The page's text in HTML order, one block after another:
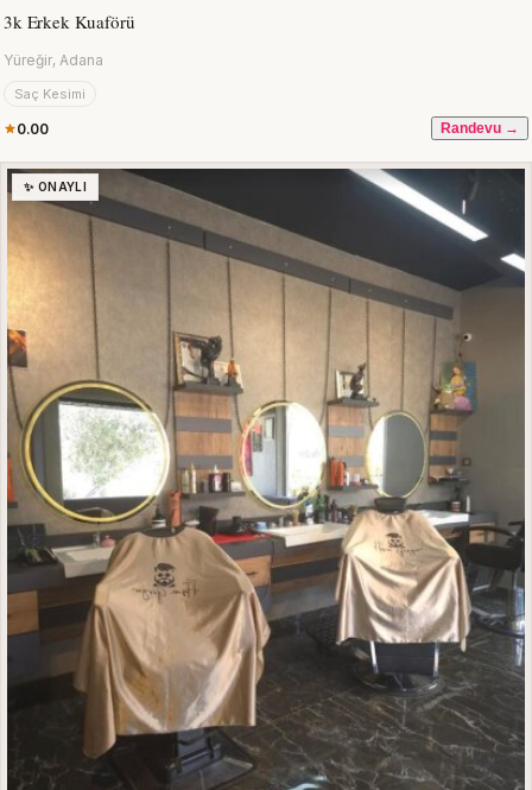
3k Erkek Kuaförü
Yüreğir, Adana
Saç Kesimi
0.00 Randevu →
✨ ONAYLI